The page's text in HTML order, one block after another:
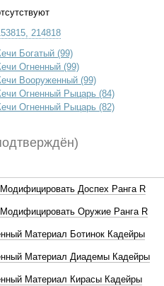
214818
Богатый (99)
Огненный (99)
Вооруженный (99)
Огненный Рыцарь (84)
Огненный Рыцарь (82)
Доспех Ранга R
Оружие Ранга R
Материал Ботинок Кадейры
Материал Диадемы Кадейры
Материал Кирасы Кадейры